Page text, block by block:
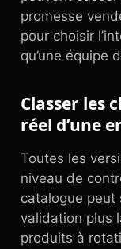
promesse
pour choisir
qu’une équipe
Classer les
réel d’une
Toutes les
niveau de
catalogue peut
validation plus
produits à